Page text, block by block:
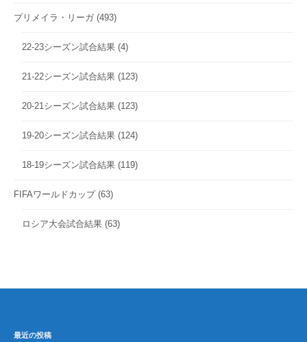
プリメイラ・リーガ (493)
22-23シーズン試合結果 (4)
21-22シーズン試合結果 (123)
20-21シーズン試合結果 (123)
19-20シーズン試合結果 (124)
18-19シーズン試合結果 (119)
FIFAワールドカップ(63)
ロシア大会試合結果 (63)
最近の投稿